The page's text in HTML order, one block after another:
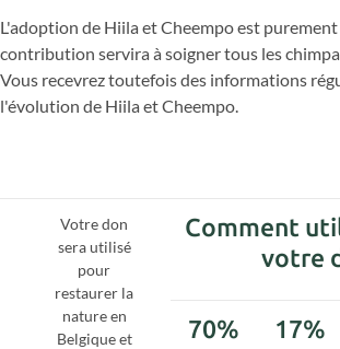
L'adoption de Hiila et Cheempo est
contribution servira à soigner tous les
Vous recevrez toutefois des informations
l'évolution de Hiila et Cheempo.
Votre don
sera utilisé
pour
restaurer la
nature en
Belgique et
Comment
votre
70% 17%